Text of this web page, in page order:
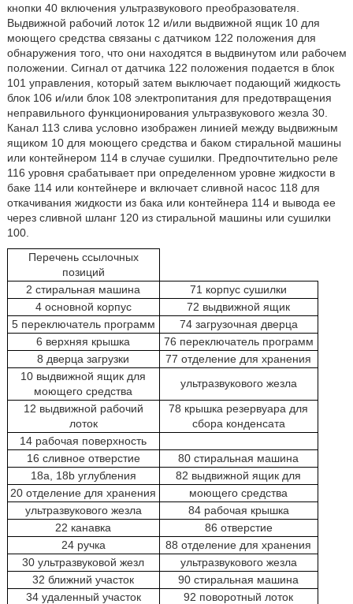
кнопки 40 включения ультразвукового преобразователя.
Выдвижной рабочий лоток 12 и/или выдвижной ящик 10 для
моющего средства связаны с датчиком 122 положения для
обнаружения того, что они находятся в выдвинутом или рабочем
положении. Сигнал от датчика 122 положения подается в блок
101 управления, который затем выключает подающий жидкость
блок 106 и/или блок 108 электропитания для предотвращения
неправильного функционирования ультразвукового жезла 30.
Канал 113 слива условно изображен линией между выдвижным
ящиком 10 для моющего средства и баком стиральной машины
или контейнером 114 в случае сушилки. Предпочтительно реле
116 уровня срабатывает при определенном уровне жидкости в
баке 114 или контейнере и включает сливной насос 118 для
откачивания жидкости из бака или контейнера 114 и вывода ее
через сливной шланг 120 из стиральной машины или сушилки
100.
Перечень ссылочных
позиций
2 стиральная машина
71 корпус сушилки
4 основной корпус
72 выдвижной ящик
5 переключатель программ
74 загрузочная дверца
6 верхняя крышка
76 переключатель программ
8 дверца загрузки
77 отделение для хранения
10 выдвижной ящик для
моющего средства
ультразвукового жезла
12 выдвижной рабочий
лоток
78 крышка резервуара для
сбора конденсата
14 рабочая поверхность
16 сливное отверстие
80 стиральная машина
18а, 18b углубления
82 выдвижной ящик для
20 отделение для хранения
моющего средства
ультразвукового жезла
84 рабочая крышка
22 канавка
86 отверстие
24 ручка
88 отделение для хранения
30 ультразвуковой жезл
ультразвукового жезла
32 ближний участок
90 стиральная машина
34 удаленный участок
92 поворотный лоток